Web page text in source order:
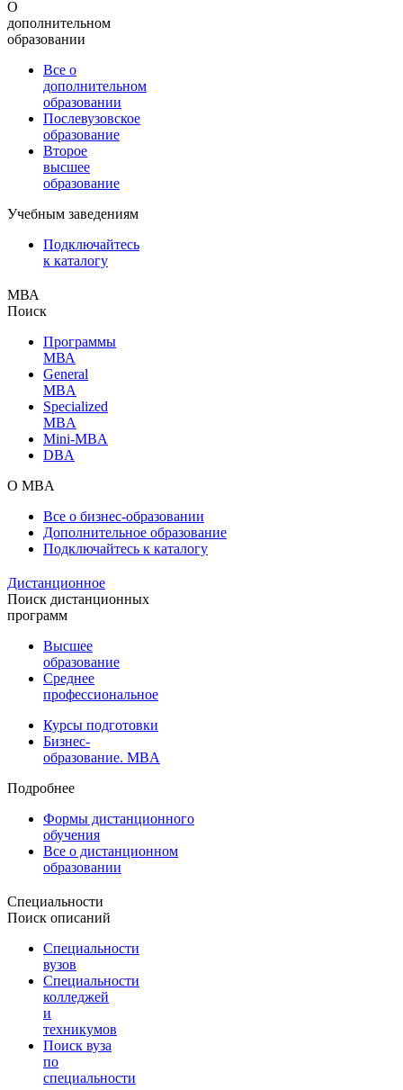
О
дополнительном
образовании
Все о
дополнительном
образовании
Послевузовское
образование
Второе
высшее
образование
Учебным заведениям
Подключайтесь
к каталогу
МВА
Поиск
Программы
МВА
General
MBA
Specialized
MBA
Mini-MBA
DBA
О MBA
Все о бизнес-образовании
Дополнительное образование
Подключайтесь к каталогу
Дистанционное
Поиск дистанционных
программ
Высшее
образование
Среднее
профессиональное
Курсы подготовки
Бизнес-
образование. MBA
Подробнее
Формы дистанционного
обучения
Все о дистанционном
образовании
Специальности
Поиск описаний
Специальности
вузов
Специальности
колледжей
и
техникумов
Поиск вуза
по
специальности